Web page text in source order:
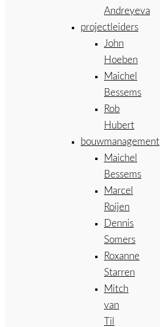
Andreyeva
projectleiders
John
Hoeben
Maichel
Bessems
Rob
Hubert
bouwmanagement
Maichel
Bessems
Marcel
Roijen
Dennis
Somers
Roxanne
Starren
Mitch
van
Til